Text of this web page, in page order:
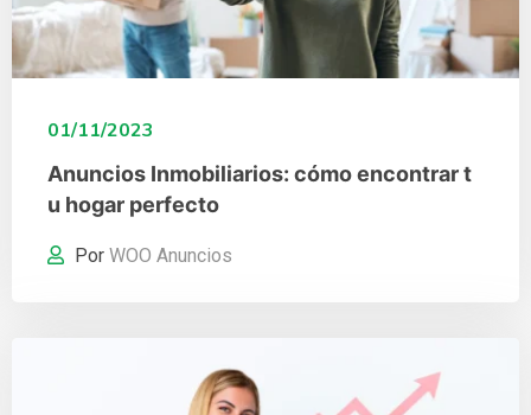
01/11/2023
Anuncios Inmobiliarios: cómo encontrar t
u hogar perfecto
Por WOO Anuncios